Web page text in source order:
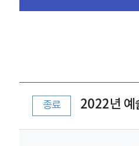
종료 2022년 예